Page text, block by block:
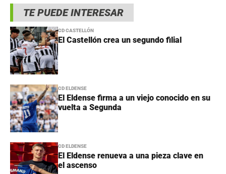
TE PUEDE INTERESAR
CD CASTELLÓN
El Castellón crea un segundo filial
CD ELDENSE
El Eldense firma a un viejo conocido en su
vuelta a Segunda
CD ELDENSE
El Eldense renueva a una pieza clave en
el ascenso